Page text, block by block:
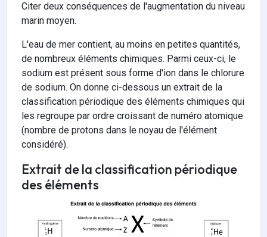
Citer deux conséquences de l'augmentation du niveau
marin moyen.
L'eau de mer contient, au moins en petites quantités,
de nombreux éléments chimiques. Parmi ceux-ci, le
sodium est présent sous forme d'ion dans le chlorure
de sodium. On donne ci-dessous un extrait de la
classification périodique des éléments chimiques qui
les regroupe par ordre croissant de numéro atomique
(nombre de protons dans le noyau de l'élément
considéré).
Extrait de la classification périodique
des éléments